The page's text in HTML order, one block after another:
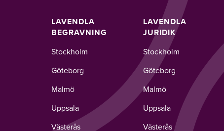
LAVENDLA
BEGRAVNING
Stockholm
Göteborg
Malmö
Uppsala
Västerås
LAVENDLA
JURIDIK
Stockholm
Göteborg
Malmö
Uppsala
Västerås